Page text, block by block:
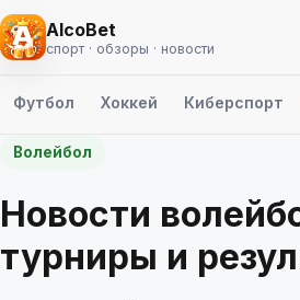
AlcoBet
спорт · обзоры · новости
Футбол Хоккей Киберспорт
Волейбол
Новости
турниры и